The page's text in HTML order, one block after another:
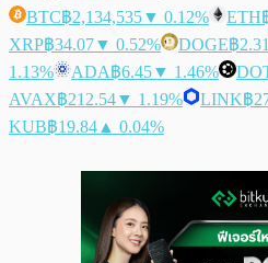
BTC฿2,134,535▼ 0.12% ETH
XRP฿34.07▼ 0.52% DOGE฿2.31
1.13%
ADA฿6.45▼ 1.46%
AVAX฿212.54▼ 1.19% LINK฿
KUB฿19.84 ▲ 0.04%